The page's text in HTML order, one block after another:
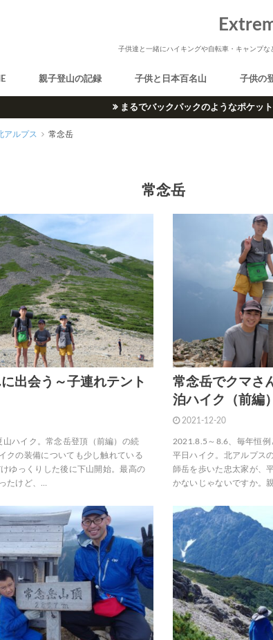
子供達と一緒にハイキングや自転車・キャンプ
親子登山の記録 子供と日本百名山 子供の
まるでバックパックのようなポケッ
アルプス 常念岳
常念岳
出会う～子連れテント
ハイク。常念岳登頂（前編）の続
クの装備についても少し触れている
ゆっくりした後に下山開始。最高の
たけど、…
常念岳でクマさ
泊ハイク（前編）
2021-12-20
2021.8.5～8.6、毎年恒例
平日ハイク。北アルプス
師岳を歩いた忠太家が、
かないじゃないですか。